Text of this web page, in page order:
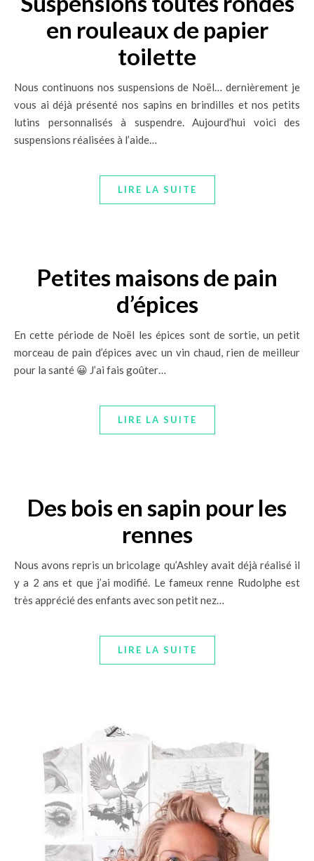
en rouleaux de papier
toilette
Nous continuons nos suspensions de Noël… dernièrement je
vous ai déjà présenté nos sapins en brindilles et nos petits
lutins personnalisés à suspendre. Aujourd’hui voici des
suspensions réalisées à l’aide…
LIRE LA SUITE
Petites maisons de pain
d’épices
En cette période de Noël les épices sont de sortie, un petit
morceau de pain d’épices avec un vin chaud, rien de meilleur
pour la santé 😀 J’ai fais goûter…
LIRE LA SUITE
Des bois en sapin pour les
rennes
Nous avons repris un bricolage qu’Ashley avait déjà réalisé il
y a 2 ans et que j’ai modifié. Le fameux renne Rudolphe est
très apprécié des enfants avec son petit nez…
LIRE LA SUITE